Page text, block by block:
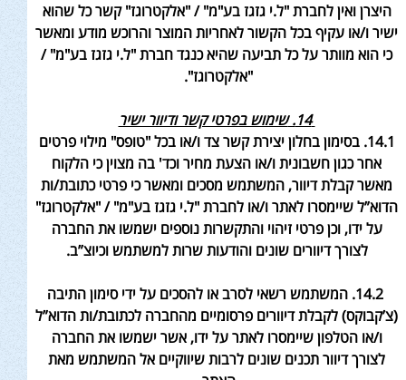
היצרן ואין לחברת "ל.י גזגז בע"מ" / "אלקטרוגז" קשר כל שהוא
ישיר ו/או עקיף בכל הקשור לאחריות המוצר והרוכש מודע ומאשר
כי הוא מוותר על כל תביעה שהיא כנגד חברת "ל.י גזגז בע"מ" /
"אלקטרוגז".
14.
שימוש בפרטי קשר ודיוור ישיר
14.1. בסימון בחלון יצירת קשר צד ו/או בכל "טופס" מילוי פרטים
אחר כגון חשבונית ו/או הצעת מחיר וכד' בה מצוין כי הלקוח
מאשר קבלת דיוור, המשתמש מסכים ומאשר כי פרטי כתובת/ות
הדוא”ל שיימסרו לאתר ו/או לחברת "ל.י גזגז בע"מ" / "אלקטרוגז"
על ידו, וכן פרטי זיהוי והתקשרות נוספים ישמשו את החברה
לצורך דיוורים שונים והודעות שרות למשתמש וכיוצ”ב.
14.2. המשתמש רשאי לסרב או להסכים על ידי סימון התיבה
(צ’קבוקס) לקבלת דיוורים פרסומיים מהחברה לכתובת/ות הדוא”ל
ו/או הטלפון שיימסרו לאתר על ידו, אשר ישמשו את החברה
לצורך דיוור תכנים שונים לרבות שיווקיים אל המשתמש מאת